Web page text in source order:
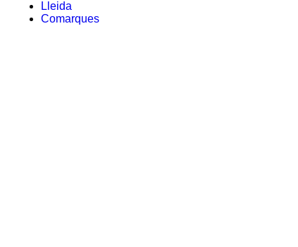
Lleida
Comarques